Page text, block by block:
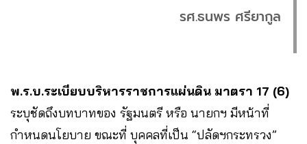
รศ.ธนพร ศรียากูล
พ.ร.บ.ระเบียบบริหารราชการแผ่นดิน มาตรา 17 (6)
ระบุชัดถึงบทบาทของ รัฐมนตรี หรือ นายกฯ มีหน้าที่
กำหนดนโยบาย ขณะที่ บุคคลที่เป็น “ปลัดฯกระทรวง”